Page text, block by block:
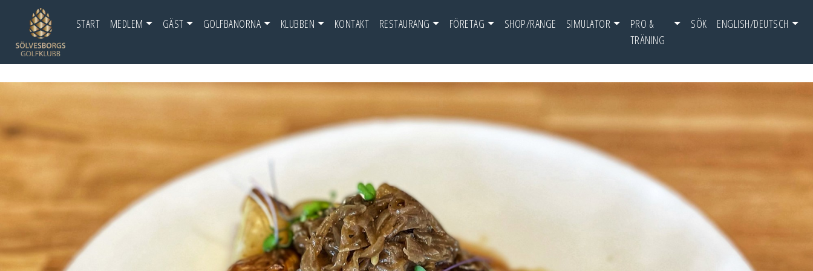
START MEDLEM GÄST GOLFBANORNA KLUBBEN KONTAKT RESTAURANG FÖRETAG SHOP/RANGE SIMULATOR
PRO &
TRÄNING
SÖK ENGLISH/DEUTSCH